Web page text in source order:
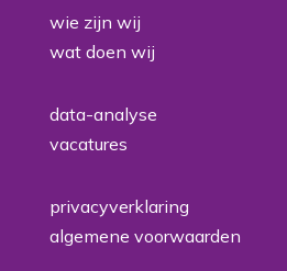
wie zijn wij
wat doen wij
data-analyse
vacatures
privacyverklaring
algemene voorwaarden